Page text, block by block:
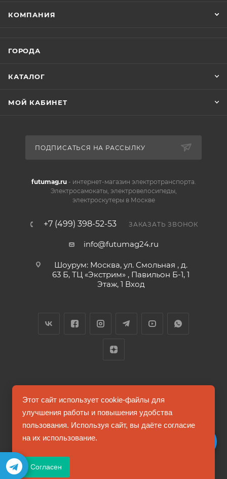
КОМПАНИЯ
ГОРОДА
КАТАЛОГ
МОЙ КАБИНЕТ
ПОДПИСАТЬСЯ НА РАССЫЛКУ
futumag.ru- интернет-магазин электротранспорта.
Электросамокаты, электровелосипеды,
электроскутеры в Москве
+7 (499) 398-52-53 ЗАКАЗАТЬ ЗВОНОК
info@futumag24.ru
Шоурум: Москва, ул. Смольная , д.
63 Б, ТЦ «Экстрим» , Павильон Б-1, 1
Этаж, 1 Вход
2026 © FUTUMAG.RU
Информация на сайте не является публичной офертой
Этот сайт использует cookie-файлы для
улучшения работы и повышения удобства
пользования. Используя сайт, вы даёте согласие
на их использование.
Согласен